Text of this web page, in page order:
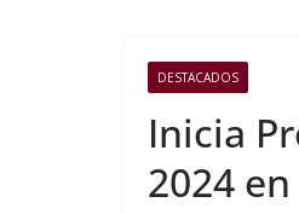
DESTACADOS
Inicia
2024